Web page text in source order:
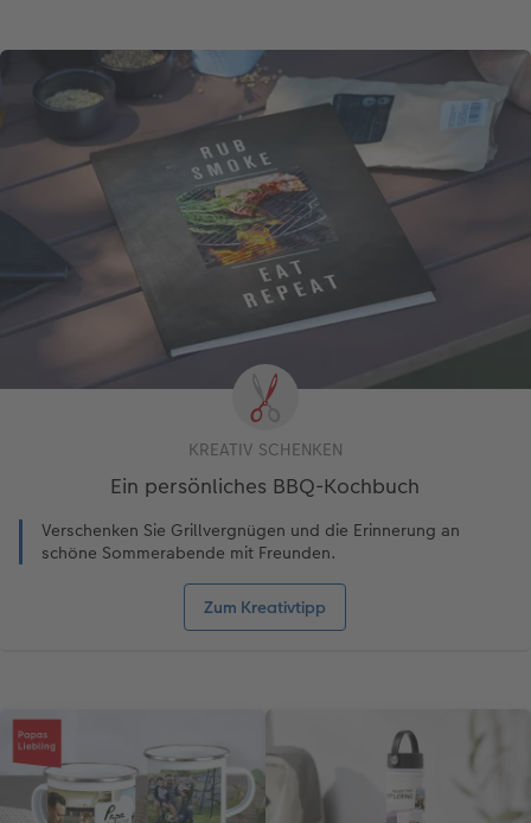
KREATIV SCHENKEN
Ein persönliches BBQ-Kochbuch
Verschenken Sie Grillvergnügen und die Erinnerung an
schöne Sommerabende mit Freunden.
Zum Kreativtipp